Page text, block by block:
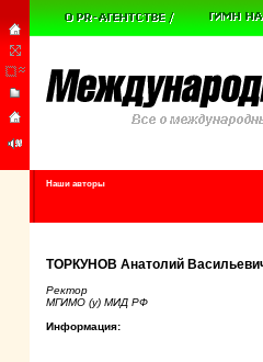
Наши авторы
ТОРКУНОВ Анатолий
Ректор
МГИМО (у) МИД РФ
Информация: